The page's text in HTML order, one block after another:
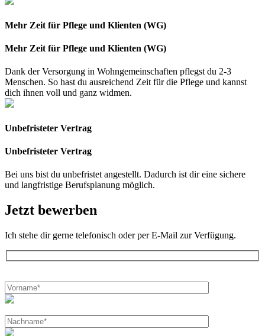
Mehr Zeit für Pflege und Klienten (WG)
Mehr Zeit für Pflege und Klienten (WG)
Dank der Versorgung in Wohngemeinschaften pflegst du 2-3
Menschen. So hast du ausreichend Zeit für die Pflege und kannst
dich ihnen voll und ganz widmen.
Unbefristeter Vertrag
Unbefristeter Vertrag
Bei uns bist du unbefristet angestellt. Dadurch ist dir eine sichere
und langfristige Berufsplanung möglich.
Jetzt bewerben
Ich stehe dir gerne telefonisch oder per E-Mail zur Verfügung.
lasse
dieses
leer.